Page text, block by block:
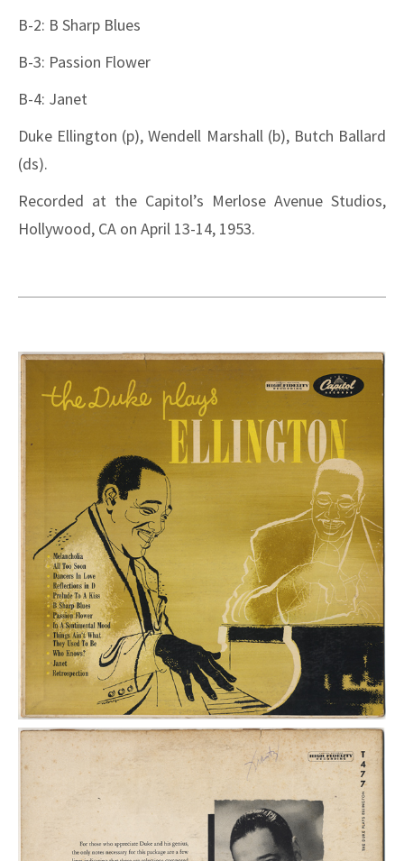
B-2: B Sharp Blues
B-3: Passion Flower
B-4: Janet
Duke Ellington (p), Wendell Marshall (b), Butch Ballard
(ds).
Recorded at the Capitol’s Merlose Avenue Studios,
Hollywood, CA on April 13-14, 1953.